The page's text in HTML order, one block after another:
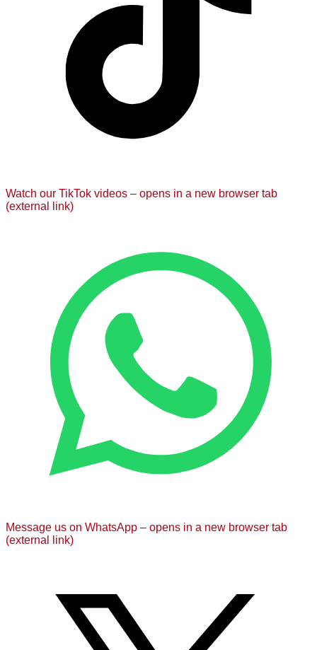
Watch our TikTok videos – opens in a new browser tab
(external link)
Message us on WhatsApp – opens in a new browser tab
(external link)